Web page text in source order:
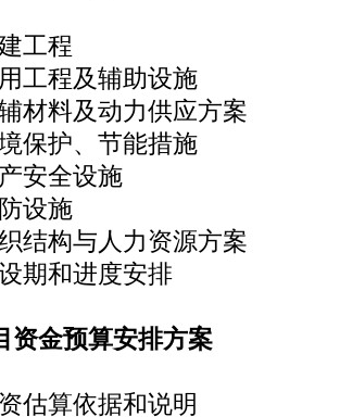
工程
程及辅助设施
料及动力供应方案
护、节能措施
全设施
设施
构与人力资源方案
和进度安排
资金预算安排方案
算依据和说明